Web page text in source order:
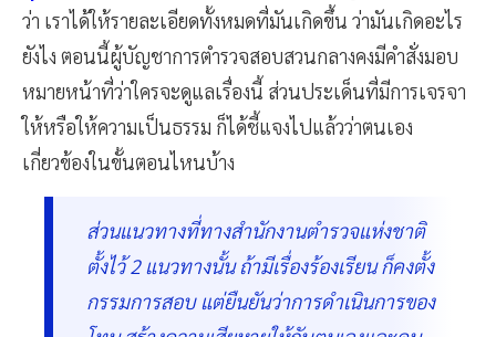
ว่า เราได้ให้รายละเอียดทั้งหมดที่มันเกิดขึ้น ว่ามันเกิดอะไร
ยังไง ตอนนี้ผู้บัญชาการตำรวจสอบสวนกลางคงมีคำสั่งมอบ
หมายหน้าที่ว่าใครจะดูแลเรื่องนี้ ส่วนประเด็นที่มีการเจรจา
ให้หรือให้ความเป็นธรรม ก็ได้ชี้แจงไปแล้วว่าตนเอง
เกี่ยวข้องในขั้นตอนไหนบ้าง
ส่วนแนวทางที่ทางสำนักงานตำรวจแห่งชาติ
ตั้งไว้ 2 แนวทางนั้น ถ้ามีเรื่องร้องเรียน ก็คงตั้ง
กรรมการสอบ แต่ยืนยันว่าการดำเนินการของ